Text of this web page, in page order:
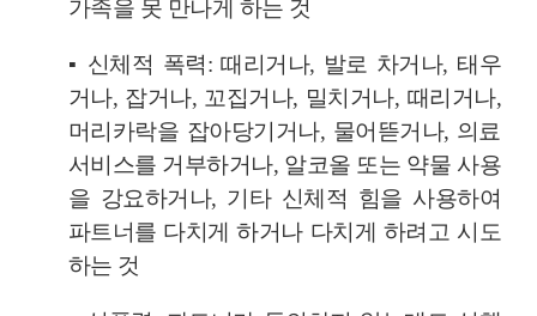
가족을 못 만나게 하는 것
▪ 신체적 폭력: 때리거나, 발로 차거나, 태우
거나, 잡거나, 꼬집거나, 밀치거나, 때리거나,
머리카락을 잡아당기거나, 물어뜯거나, 의료
서비스를 거부하거나, 알코올 또는 약물 사용
을 강요하거나, 기타 신체적 힘을 사용하여
파트너를 다치게 하거나 다치게 하려고 시도
하는 것